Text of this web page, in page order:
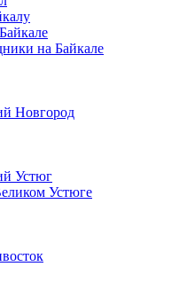
на Байкале
Новгород
Устюг
Устюге